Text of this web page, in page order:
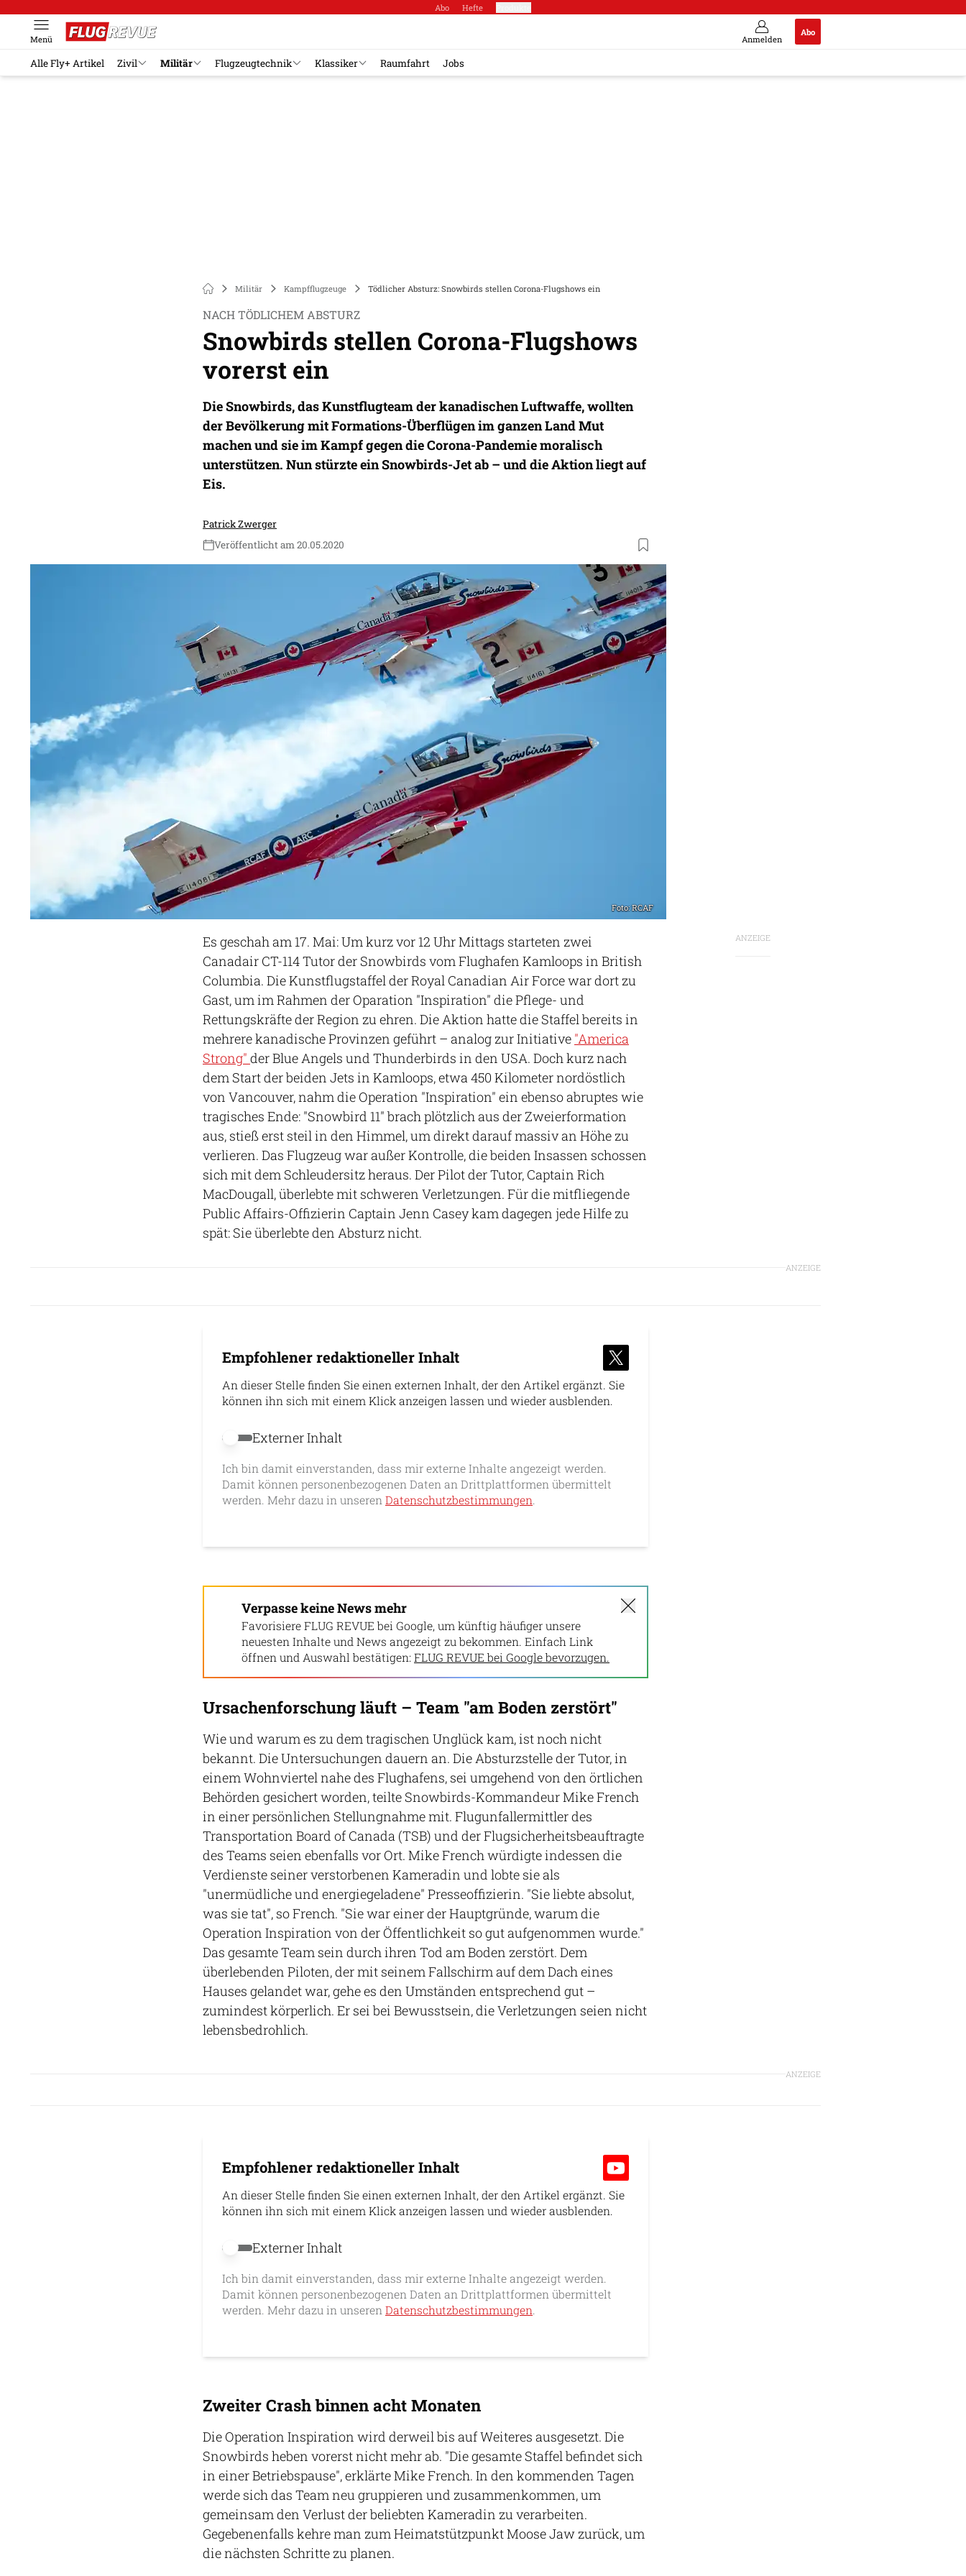
Abo Hefte
Anmelden
Abo
Menü
Alle Fly+ Artikel Zivil Militär Flugzeugtechnik Klassiker Raumfahrt Jobs
Militär Kampfflugzeuge Tödlicher Absturz: Snowbirds stellen Corona-Flugshows ein
NACH TÖDLICHEM ABSTURZ
Snowbirds stellen Corona-Flugshows
vorerst ein
Die Snowbirds, das Kunstflugteam der kanadischen Luftwaffe, wollten
der Bevölkerung mit Formations-Überflügen im ganzen Land Mut
machen und sie im Kampf gegen die Corona-Pandemie moralisch
unterstützen. Nun stürzte ein Snowbirds-Jet ab – und die Aktion liegt auf
Eis.
Patrick Zwerger
Veröffentlicht am 20.05.2020
Foto: RCAF
ANZEIGE
Es geschah am 17. Mai: Um kurz vor 12 Uhr Mittags starteten zwei
Canadair CT-114 Tutor der Snowbirds vom Flughafen Kamloops in British
Columbia. Die Kunstflugstaffel der Royal Canadian Air Force war dort zu
Gast, um im Rahmen der Oparation "Inspiration" die Pflege- und
Rettungskräfte der Region zu ehren. Die Aktion hatte die Staffel bereits in
mehrere kanadische Provinzen geführt – analog zur Initiative "America
Strong" der Blue Angels und Thunderbirds in den USA. Doch kurz nach
dem Start der beiden Jets in Kamloops, etwa 450 Kilometer nordöstlich
von Vancouver, nahm die Operation "Inspiration" ein ebenso abruptes wie
tragisches Ende: "Snowbird 11" brach plötzlich aus der Zweierformation
aus, stieß erst steil in den Himmel, um direkt darauf massiv an Höhe zu
verlieren. Das Flugzeug war außer Kontrolle, die beiden Insassen schossen
sich mit dem Schleudersitz heraus. Der Pilot der Tutor, Captain Rich
MacDougall, überlebte mit schweren Verletzungen. Für die mitfliegende
Public Affairs-Offizierin Captain Jenn Casey kam dagegen jede Hilfe zu
spät: Sie überlebte den Absturz nicht.
ANZEIGE
Empfohlener redaktioneller Inhalt
An dieser Stelle finden Sie einen externen Inhalt, der den Artikel ergänzt. Sie
können ihn sich mit einem Klick anzeigen lassen und wieder ausblenden.
Externer Inhalt erlauben
Externer Inhalt
Ich bin damit einverstanden, dass mir externe Inhalte angezeigt werden.
Damit können personenbezogenen Daten an Drittplattformen übermittelt
werden. Mehr dazu in unseren Datenschutzbestimmungen.
Verpasse keine News mehr
Favorisiere FLUG REVUE bei Google, um künftig häufiger unsere
neuesten Inhalte und News angezeigt zu bekommen. Einfach Link
öffnen und Auswahl bestätigen: FLUG REVUE bei Google bevorzugen.
Ursachenforschung läuft – Team "am Boden zerstört"
Wie und warum es zu dem tragischen Unglück kam, ist noch nicht
bekannt. Die Untersuchungen dauern an. Die Absturzstelle der Tutor, in
einem Wohnviertel nahe des Flughafens, sei umgehend von den örtlichen
Behörden gesichert worden, teilte Snowbirds-Kommandeur Mike French
in einer persönlichen Stellungnahme mit. Flugunfallermittler des
Transportation Board of Canada (TSB) und der Flugsicherheitsbeauftragte
des Teams seien ebenfalls vor Ort. Mike French würdigte indessen die
Verdienste seiner verstorbenen Kameradin und lobte sie als
"unermüdliche und energiegeladene" Presseoffizierin. "Sie liebte absolut,
was sie tat", so French. "Sie war einer der Hauptgründe, warum die
Operation Inspiration von der Öffentlichkeit so gut aufgenommen wurde."
Das gesamte Team sein durch ihren Tod am Boden zerstört. Dem
überlebenden Piloten, der mit seinem Fallschirm auf dem Dach eines
Hauses gelandet war, gehe es den Umständen entsprechend gut –
zumindest körperlich. Er sei bei Bewusstsein, die Verletzungen seien nicht
lebensbedrohlich.
ANZEIGE
Empfohlener redaktioneller Inhalt
An dieser Stelle finden Sie einen externen Inhalt, der den Artikel ergänzt. Sie
können ihn sich mit einem Klick anzeigen lassen und wieder ausblenden.
Externer Inhalt erlauben
Externer Inhalt
Ich bin damit einverstanden, dass mir externe Inhalte angezeigt werden.
Damit können personenbezogenen Daten an Drittplattformen übermittelt
werden. Mehr dazu in unseren Datenschutzbestimmungen.
Zweiter Crash binnen acht Monaten
Die Operation Inspiration wird derweil bis auf Weiteres ausgesetzt. Die
Snowbirds heben vorerst nicht mehr ab. "Die gesamte Staffel befindet sich
in einer Betriebspause", erklärte Mike French. In den kommenden Tagen
werde sich das Team neu gruppieren und zusammenkommen, um
gemeinsam den Verlust der beliebten Kameradin zu verarbeiten.
Gegebenenfalls kehre man zum Heimatstützpunkt Moose Jaw zurück, um
die nächsten Schritte zu planen.